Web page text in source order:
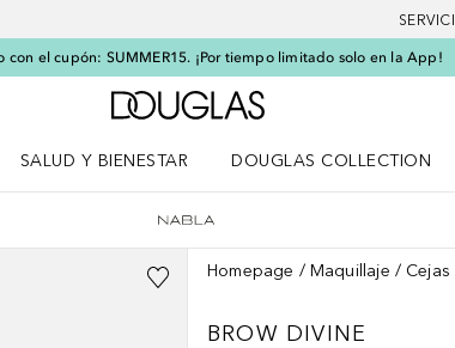
con el cupón: SUMMER15. ¡Por tiempo limitado solo en la App!
A Douglas Home
SALUD Y BIENESTAR
DOUGLAS COLLECTION
Homepage Maquillaje Cejas
BROW DIVINE